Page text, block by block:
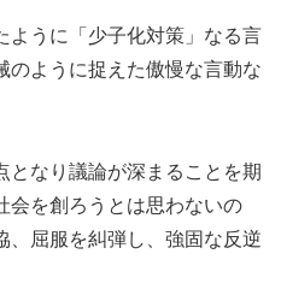
ように「少子化対策」なる言
のように捉えた傲慢な言動な
となり議論が深まることを期
会を創ろうとは思わないの
、屈服を糾弾し、強固な反逆